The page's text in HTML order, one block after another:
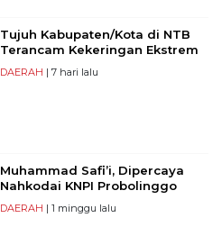
Tujuh Kabupaten/Kota di NTB
Terancam Kekeringan Ekstrem
DAERAH | 7 hari lalu
Muhammad Safi’i, Dipercaya
Nahkodai KNPI Probolinggo
DAERAH | 1 minggu lalu